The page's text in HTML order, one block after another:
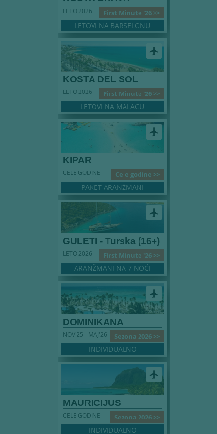
First Minute '26 >>
LETO 2026
LETOVI NA BARSELONU
airplanemode_active
KOSTA DEL SOL
First Minute '26 >>
LETO 2026
LETOVI NA MALAGU
airplanemode_active
KIPAR
Cele godine >>
CELE GODINE
PAKET ARANŽMANI
airplanemode_active
GULETI - Turska (16+)
First Minute '26 >>
LETO 2026
ARANŽMANI NA 7 NOĆI
airplanemode_active
DOMINIKANA
Sezona 2026 >>
NOV'25 - MAJ'26
INDIVIDUALNO
airplanemode_active
MAURICIJUS
Sezona 2026 >>
CELE GODINE
INDIVIDUALNO